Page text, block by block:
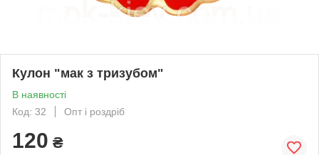
Кулон "мак з тризубом"
В наявності
Код: 32
Опт і роздріб
120 ₴